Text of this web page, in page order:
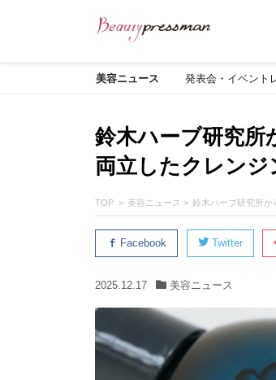
美容ニュース 発表会・イベント
鈴木ハーブ研究所
両立したクレン
TOP 美容ニュース 鈴木ハーブ研究所か
Facebook Twitter
2025.12.17 美容ニュース